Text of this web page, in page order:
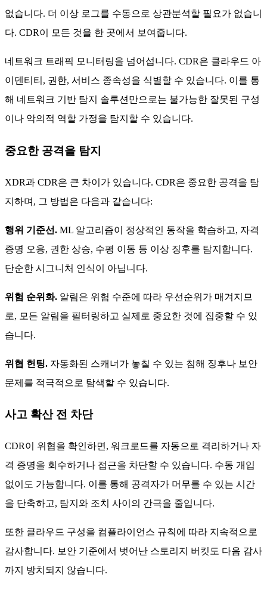
없습니다. 더 이상 로그를 수동으로 상관분석할 필요가 없습니
다. CDR이 모든 것을 한 곳에서 보여줍니다.
네트워크 트래픽 모니터링을 넘어섭니다. CDR은 클라우드 아
이덴티티, 권한, 서비스 종속성을 식별할 수 있습니다. 이를 통
해 네트워크 기반 탐지 솔루션만으로는 불가능한 잘못된 구성
이나 악의적 역할 가정을 탐지할 수 있습니다.
중요한 공격을 탐지
XDR과 CDR은 큰 차이가 있습니다. CDR은 중요한 공격을 탐
지하며, 그 방법은 다음과 같습니다:
행위 기준선. ML 알고리즘이 정상적인 동작을 학습하고, 자격
증명 오용, 권한 상승, 수평 이동 등 이상 징후를 탐지합니다.
단순한 시그니처 인식이 아닙니다.
위험 순위화. 알림은 위험 수준에 따라 우선순위가 매겨지므
로, 모든 알림을 필터링하고 실제로 중요한 것에 집중할 수 있
습니다.
위협 헌팅. 자동화된 스캐너가 놓칠 수 있는 침해 징후나 보안
문제를 적극적으로 탐색할 수 있습니다.
사고 확산 전 차단
CDR이 위협을 확인하면, 워크로드를 자동으로 격리하거나 자
격 증명을 회수하거나 접근을 차단할 수 있습니다. 수동 개입
없이도 가능합니다. 이를 통해 공격자가 머무를 수 있는 시간
을 단축하고, 탐지와 조치 사이의 간극을 줄입니다.
또한 클라우드 구성을 컴플라이언스 규칙에 따라 지속적으로
감사합니다. 보안 기준에서 벗어난 스토리지 버킷도 다음 감사
까지 방치되지 않습니다.